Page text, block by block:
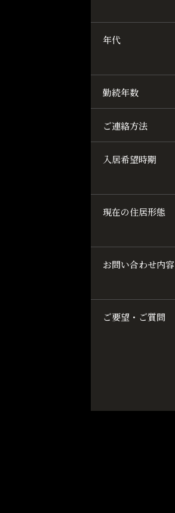
年代
勤続年数
ご連絡方法
入居希望時期
現在の住居形態
お問い合わせ内容
ご要望・ご質問